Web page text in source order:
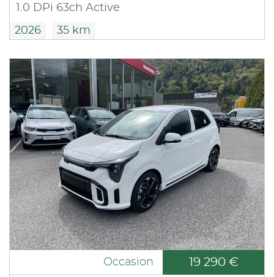
1.0 DPi 63ch Active
2026 35 km
Occasion 19 290 €